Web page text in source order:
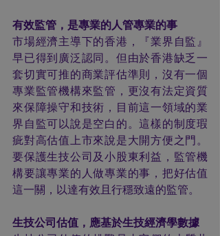
有效監管，是專業的人管專業的事
市場經濟主導下的香港，『業界自監』
早已得到廣泛認同。但由於香港缺乏一
套切實可推的商業評估準則，沒有一個
專業監管機構來監管，更沒有法定資質
來保障操守和技術，目前這一領域的業
界自監可以說是空白的。這樣的制度瑕
疵對高估值上市來說是大開方便之門。
要保護生技公司及小股東利益，監管機
構要讓專業的人做專業的事，把好估值
這一關，以達有效且行穩致遠的監管。
生技公司估值，應基於生技經濟學數據